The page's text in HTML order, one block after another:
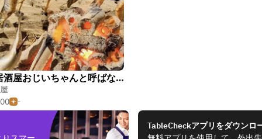
ぇぇ居酒屋おじいちゃんと呼ばないで
-
TableCheckアプリをダウンロ